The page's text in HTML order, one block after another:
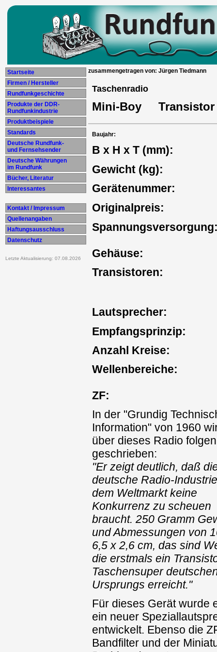
Startseite
Firmen / Hersteller
Rundfunkgeschichte
Produkte der DDR-
Rundfunkindustrie
Produktbeispiele
Standards
Deutsche Rundfunk-
und Fernsehsender
Deutsche Währungen
im Rundfunk
Bücher, Literatur
Interessantes
Kontakt / Impressum
Quellenangaben
Haftungsausschluss
Datenschutz
Letzte Aktualisierung: 07.08.2026
zusammengetragen von: Jürgen Tiedmann
Taschenradio
Mini-Boy Transistor
Baujahr:
B x H x T (mm):
Gewicht (kg):
Gerätenummer:
Originalpreis:
Gehäuse:
Transistoren:
Lautsprecher:
Empfangsprinzip:
Anzahl Kreise:
Wellenbereiche:
ZF:
In der "Grundig
Information" von 1960
über dieses Radio
geschrieben:
"Er zeigt deutlich, daß
deutsche Radio-
dem Weltmarkt keine
Konkurrenz zu scheuen
braucht. 250 Gramm
und Abmessungen von
6,5 x 2,6 cm, das sind
die erstmals ein
Taschensuper
Ursprungs erreicht."
Für dieses Gerät wurde
ein neuer
entwickelt. Ebenso die
Bandfilter und der